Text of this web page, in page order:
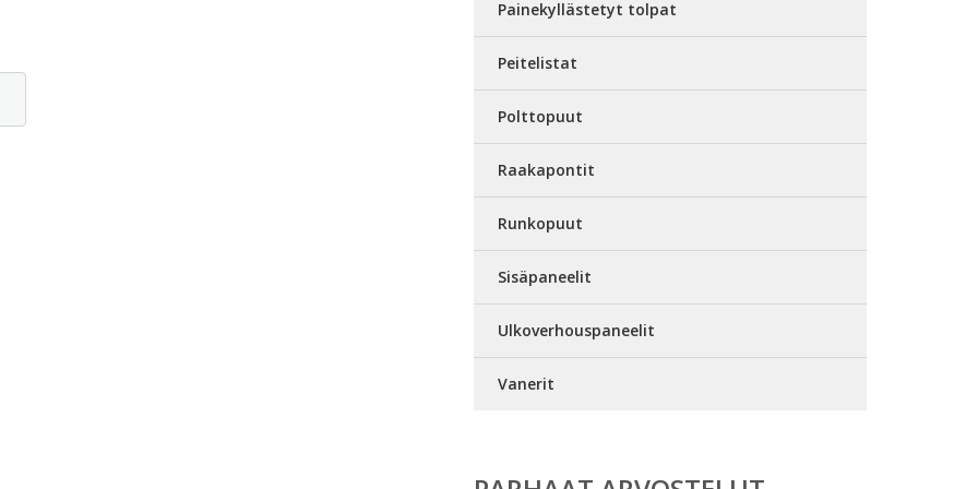
Painekyllästetyt tolpat
Peitelistat
Polttopuut
Raakapontit
Runkopuut
Sisäpaneelit
Ulkoverhouspaneelit
Vanerit